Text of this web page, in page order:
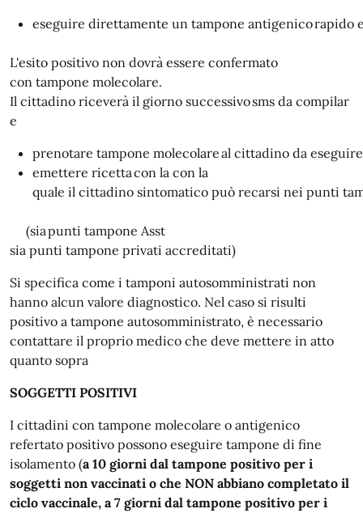
eseguire direttamente un tampone antigenico rapido
L'esito positivo non dovrà essere confermato
con tampone molecolare.
Il cittadino riceverà il giorno successivo sms da compilar
e
prenotare tampone molecolare al cittadino da
emettere ricetta con la con la
quale il cittadino sintomatico può recarsi nei punti
(sia punti tampone Asst
sia punti tampone privati accreditati)
Si specifica come i tamponi autosomministrati non
hanno alcun valore diagnostico. Nel caso si risulti
positivo a tampone autosomministrato, è necessario
contattare il proprio medico che deve mettere in atto
quanto sopra
SOGGETTI POSITIVI
I cittadini con tampone molecolare o antigenico
refertato positivo possono eseguire tampone di fine
isolamento (a 10 giorni dal tampone positivo per i
soggetti non vaccinati o che NON abbiano completato il
ciclo vaccinale, a 7 giorni dal tampone positivo per i